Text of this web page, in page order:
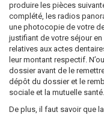
produire les pièces
complété, les radios
une photocopie de votre
justifiant de votre séjour
relatives aux actes
leur montant respectif.
dossier avant de le
dépôt du dossier et le
sociale et la mutuelle santé.
De plus, il faut savoir que